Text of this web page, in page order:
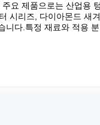
요 제품으로는 산업용
시리즈, 다이아몬드 새
다.특정 재료와 적용